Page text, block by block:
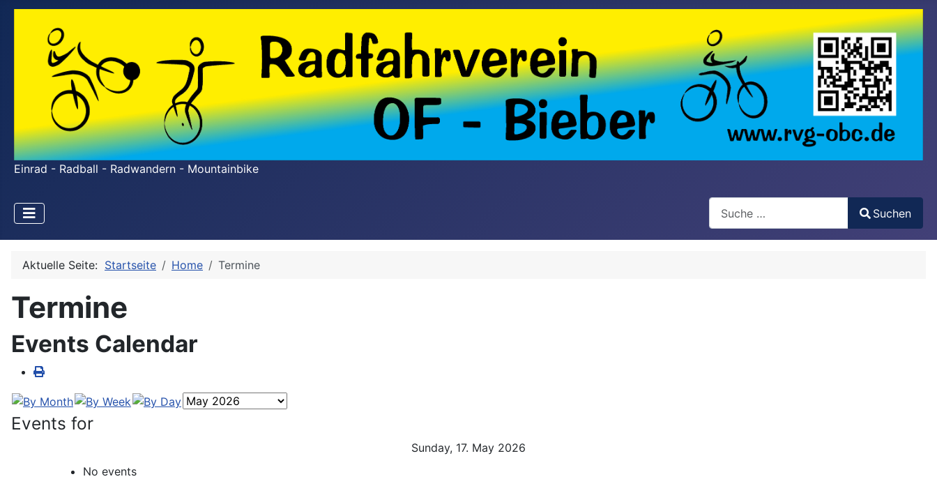
Einrad - Radball - Radwandern - Mountainbike
Type 2 or more characters for results.
Suchen
Aktuelle Seite: Startseite Home Termine
Termine
Events Calendar
Events for
Sunday, 17. May 2026
No events